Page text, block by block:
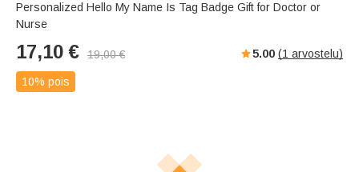
Personalized Hello My Name Is Tag Badge Gift for Doctor or
Nurse
17,10 € 19,00€ 5.00 (1 arvostelu)
10% pois